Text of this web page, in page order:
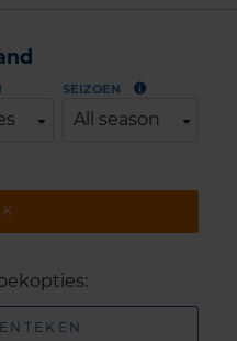
SEIZOEN
All season